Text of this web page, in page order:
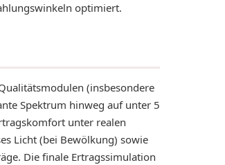
optimiert.
(insbesondere
Spektrum hinweg auf unter 5
unter realen
Licht (bei Bewölkung) sowie
Die finale Ertragssimulation